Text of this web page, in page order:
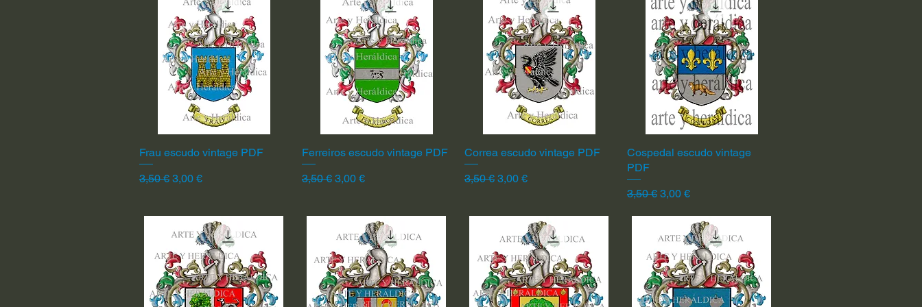
Vista rápida
Frau escudo vintage PDF
Precio
3,50 € Precio de oferta
3,00 €
Vista rápida
Ferreiros escudo vintage PDF
Precio
3,50 € Precio de oferta
3,00 €
Vista rápida
Correa escudo vintage PDF
Precio
3,50 € Precio de oferta
3,00 €
Vista rápida
Cospedal escudo vintage
PDF
Precio
3,50 € Precio de oferta
3,00 €